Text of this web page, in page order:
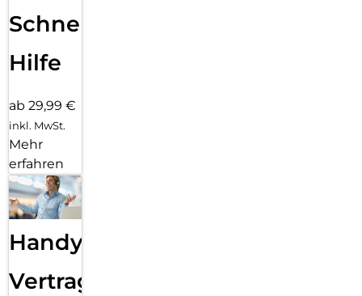
Schnelle
Hilfe
ab 29,99 €
inkl. MwSt.
Mehr
erfahren
Handy
Vertragsabwicklung